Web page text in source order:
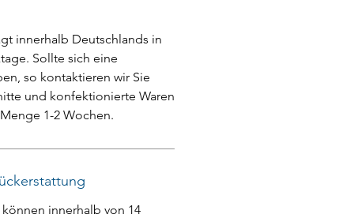
innerhalb Deutschlands in
Sollte sich eine
so kontaktieren wir Sie
und konfektionierte Waren
1-2 Wochen.
innerhalb von 14